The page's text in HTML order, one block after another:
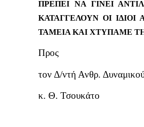
ΠΡΕΠΕΙ ΝΑ ΓΙΝΕΙ
ΚΑΤΑΓΓΕΛΟΥΝ ΟΙ
ΤΑΜΕΙΑ ΚΑΙ ΧΤΥΠΑΜΕ
Προς
τον Δ/ντή Ανθρ.
κ. Θ. Τσουκάτο